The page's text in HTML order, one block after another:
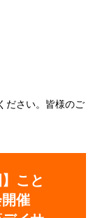
ださい。皆様のご
こと
催